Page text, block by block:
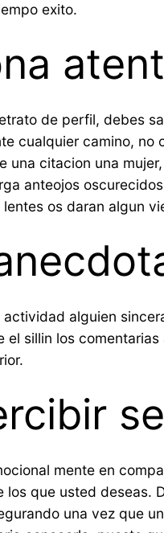
exito.
de perfil, debes
cualquier camino,
una citacion una
anteojos
os daran algun
actividad alguien
el silli­n los
mente en
los que usted deseas.
una vez que